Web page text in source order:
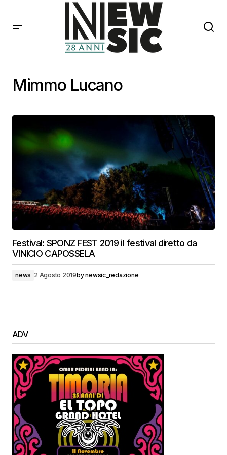
Mimmo Lucano
Festival: SPONZ FEST 2019 il festival diretto da
VINICIO CAPOSSELA
news 2 Agosto 2019bynewsic_redazione
ADV